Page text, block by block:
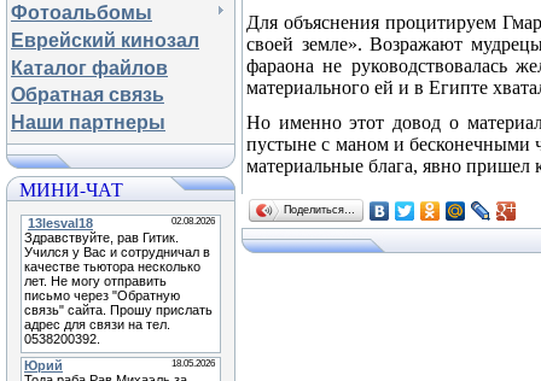
Фотоальбомы
Еврейский кинозал
Каталог файлов
Обратная связь
Наши партнеры
МИНИ-ЧАТ
Для объяснения процитируем
своей земле». Возражают
фараона не руководствовалась
материального ей и в Египте
Но именно этот довод о
пустыне с маном и бесконечными
материальные блага, явно
Поделиться…